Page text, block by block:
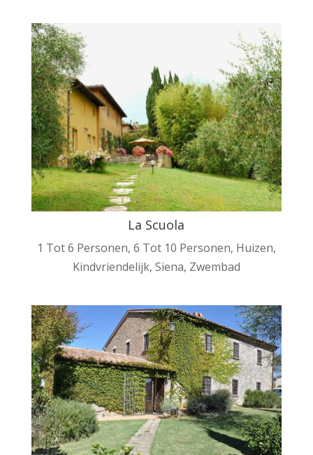
La Scuola
1 Tot 6 Personen, 6 Tot 10 Personen, Huizen,
Kindvriendelijk, Siena, Zwembad